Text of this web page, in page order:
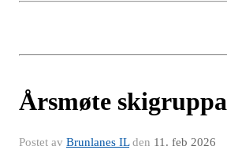
Årsmøte skigruppa
Postet av Brunlanes ILden 11. feb 2026